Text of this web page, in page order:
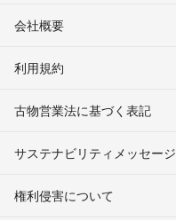
会社概要
利用規約
古物営業法に基づく表記
サステナビリティメッセージ
権利侵害について